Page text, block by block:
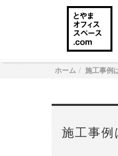
ホーム 施工事例
施工事例